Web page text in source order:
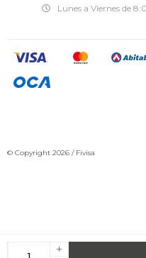
+
Lunes a Viernes de
© Copyright 2026 / Fivisa